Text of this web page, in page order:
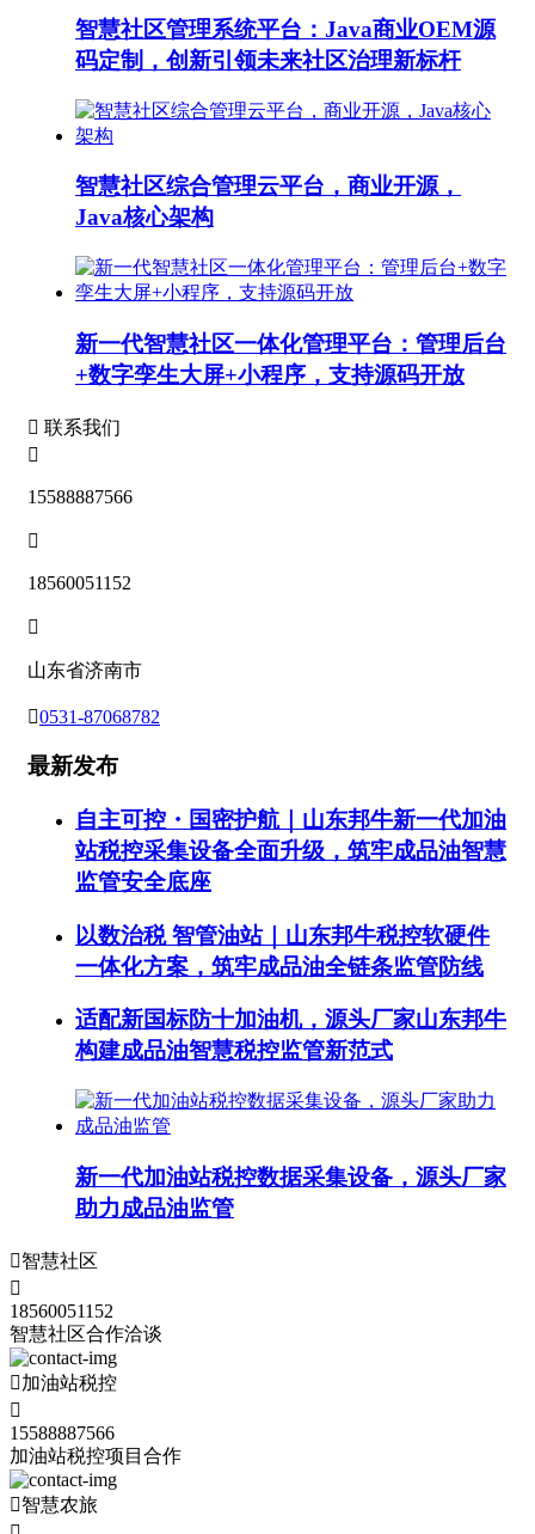
智慧社区管理系统平台：Java商业OEM源
码定制，创新引领未来社区治理新标杆
智慧社区综合管理云平台，商业开源，
Java核心架构
新一代智慧社区一体化管理平台：管理后台
+数字孪生大屏+小程序，支持源码开放
 联系我们

15588887566

18560051152

山东省济南市
0531-87068782
最新发布
自主可控・国密护航｜山东邦牛新一代加油
站税控采集设备全面升级，筑牢成品油智慧
监管安全底座
以数治税 智管油站｜山东邦牛税控软硬件
一体化方案，筑牢成品油全链条监管防线
适配新国标防十加油机，源头厂家山东邦牛
构建成品油智慧税控监管新范式
新一代加油站税控数据采集设备，源头厂家
助力成品油监管
智慧社区

18560051152
智慧社区合作洽谈
加油站税控

15588887566
加油站税控项目合作
智慧农旅